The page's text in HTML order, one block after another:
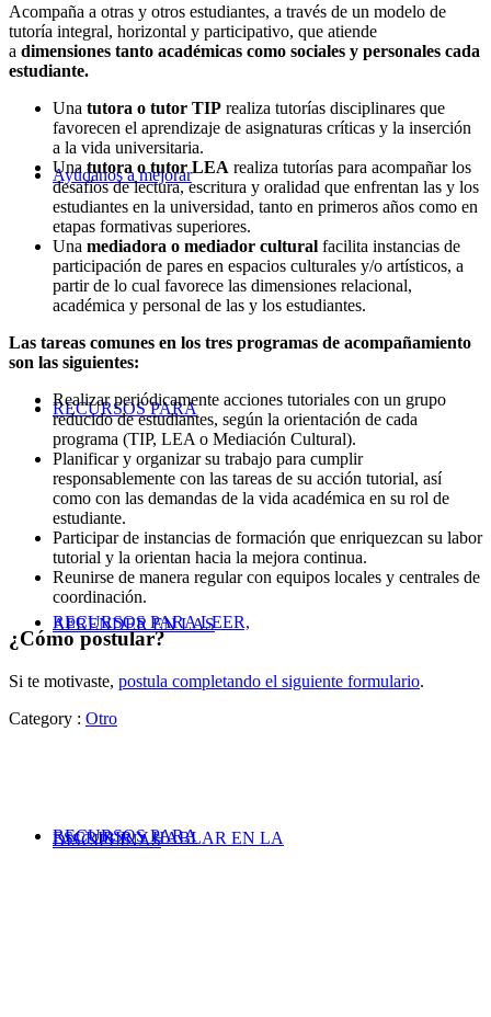
Ayúdanos a mejorar
RECURSOS PARA
APRENDER EN LAS
DISCIPLINAS
RECURSOS PARA LEER,
ESCRIBIR Y HABLAR EN LA
RECURSOS PARA
Acompaña a otras y otros estudiantes, a través de un modelo de
tutoría integral, horizontal y participativo, que atiende
a dimensiones tanto académicas como sociales y personales cada
estudiante.
Una tutora o tutor TIP realiza tutorías disciplinares que
favorecen el aprendizaje de asignaturas críticas y la inserción
a la vida universitaria.
Una tutora o tutor LEA realiza tutorías para acompañar los
desafíos de lectura, escritura y oralidad que enfrentan las y los
estudiantes en la universidad, tanto en primeros años como en
etapas formativas superiores.
Una mediadora o mediador cultural facilita instancias de
participación de pares en espacios culturales y/o artísticos, a
partir de lo cual favorece las dimensiones relacional,
académica y personal de las y los estudiantes.
Las tareas comunes en los tres programas de acompañamiento
son las siguientes:
Realizar periódicamente acciones tutoriales con un grupo
reducido de estudiantes, según la orientación de cada
programa (TIP, LEA o Mediación Cultural).
Planificar y organizar su trabajo para cumplir
responsablemente con las tareas de su acción tutorial, así
como con las demandas de la vida académica en su rol de
estudiante.
Participar de instancias de formación que enriquezcan su labor
tutorial y la orientan hacia la mejora continua.
Reunirse de manera regular con equipos locales y centrales de
coordinación.
¿Cómo postular?
Si te motivaste, postula completando el siguiente formulario.
Category : Otro